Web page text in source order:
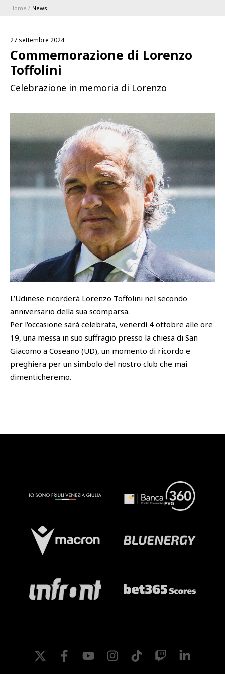
1896 MEMBERSHIP PROGRAM
Serie A
Coppa Italia
Calendari e Risultati
Classifiche
Academy
Cattedra Universidad Europea
Esports
BLUENERGY STADIUM
MEETING CENTER
SPONSOR
SQUADRE
SHOP
PHOTOGALLERY
Home News
27 settembre 2024
Commemorazione di Lorenzo
Toffolini
Celebrazione in memoria di Lorenzo
L’Udinese ricorderà Lorenzo Toffolini nel secondo
anniversario della sua scomparsa.
Per l'occasione sarà celebrata, venerdì 4 ottobre alle ore
19, una messa in suo suffragio presso la chiesa di San
Giacomo a Coseano (UD), un momento di ricordo e
preghiera per un simbolo del nostro club che mai
dimenticheremo.
twitter facebookyoutube instagramtiktok twitch